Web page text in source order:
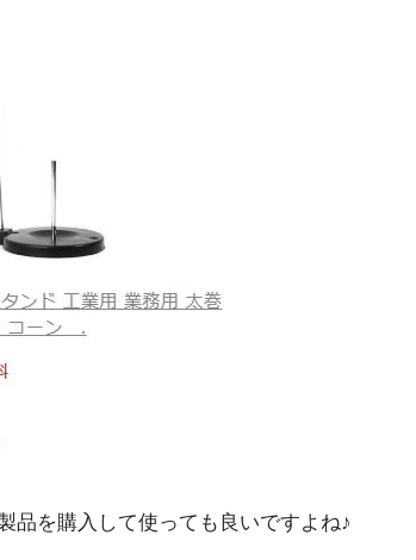
品を購入して使っても良いですよね♪